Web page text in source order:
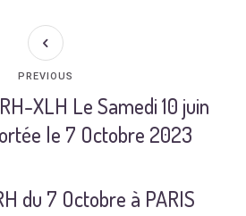
XLH Le Samedi 10 juin
le 7 Octobre 2023
PREVIOUS
du 7 Octobre à PARIS